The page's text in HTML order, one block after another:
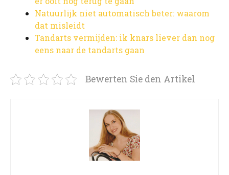
Natuurlijk niet automatisch beter: waarom
dat misleidt
Tandarts vermijden: ik knars liever dan nog
eens naar de tandarts gaan
Bewerten Sie den Artikel